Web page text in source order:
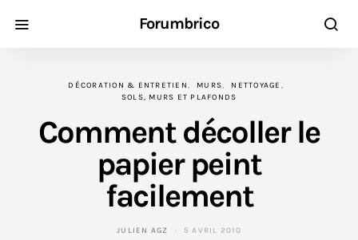
Forumbrico
DÉCORATION & ENTRETIEN MURS
NETTOYAGE
SOLS, MURS ET PLAFONDS
Comment décoller le
papier peint
facilement
JULIEN AGZ 5 AVRIL 2010